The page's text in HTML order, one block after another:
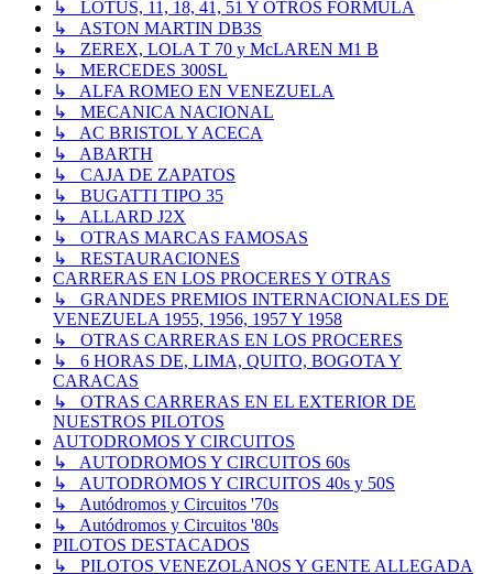
↳ LOTUS, 11, 18, 41, 51 Y OTROS FORMULA
↳ ASTON MARTIN DB3S
↳ ZEREX, LOLA T 70 y McLAREN M1 B
↳ MERCEDES 300SL
↳ ALFA ROMEO EN VENEZUELA
↳ MECANICA NACIONAL
↳ AC BRISTOL Y ACECA
↳ ABARTH
↳ CAJA DE ZAPATOS
↳ BUGATTI TIPO 35
↳ ALLARD J2X
↳ OTRAS MARCAS FAMOSAS
↳ RESTAURACIONES
CARRERAS EN LOS PROCERES Y OTRAS
↳ GRANDES PREMIOS INTERNACIONALES DE
VENEZUELA 1955, 1956, 1957 Y 1958
↳ OTRAS CARRERAS EN LOS PROCERES
↳ 6 HORAS DE, LIMA, QUITO, BOGOTA Y
CARACAS
↳ OTRAS CARRERAS EN EL EXTERIOR DE
NUESTROS PILOTOS
AUTODROMOS Y CIRCUITOS
↳ AUTODROMOS Y CIRCUITOS 60s
↳ AUTODROMOS Y CIRCUITOS 40s y 50S
↳ Autódromos y Circuitos '70s
↳ Autódromos y Circuitos '80s
PILOTOS DESTACADOS
↳ PILOTOS VENEZOLANOS Y GENTE ALLEGADA